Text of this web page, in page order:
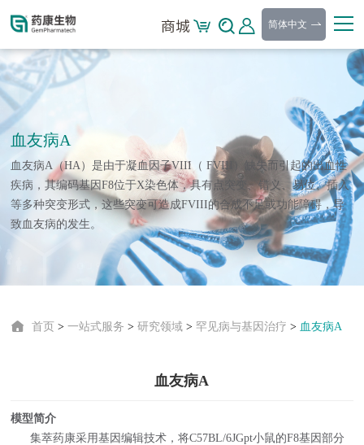
简体中文
血友病A
血友病A（HA）是由于凝血因子VIII（ FVIII）缺失而引起的出血性
疾病，其编码基因F8位于X染色体，具有点突变、错义、易位、插入
等多种突变形式，这些突变可造成FVIII的合成不足或功能障碍，导
致血友病的发生。
首页 >一站式服务 >研究领域 >罕见病与基因治疗 > 血友病A
血友病A
模型简介
集萃药康采用基因编辑技术，将C57BL/6JGpt小鼠的F8基因部分